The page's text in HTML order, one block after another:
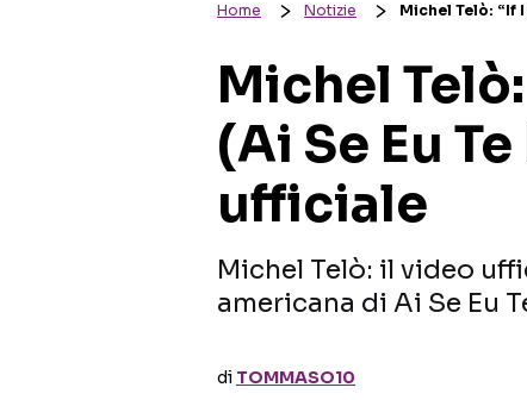
Home Notizie Michel Telò: “If
Michel
(Ai Se Eu
ufficiale
Michel Telò: il video
americana di Ai Se Eu
di TOMMASO10